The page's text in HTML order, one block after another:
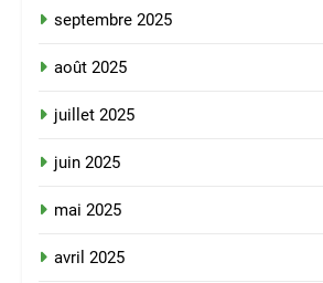
septembre 2025
août 2025
juillet 2025
juin 2025
mai 2025
avril 2025